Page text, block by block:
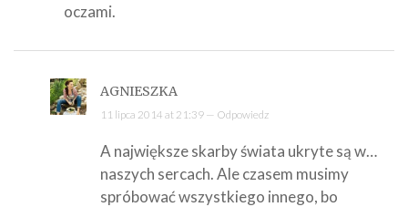
oczami.
AGNIESZKA
11 lipca 2014 at 21:39 — Odpowiedz
A największe skarby świata ukryte są w…
naszych sercach. Ale czasem musimy
spróbować wszystkiego innego, bo